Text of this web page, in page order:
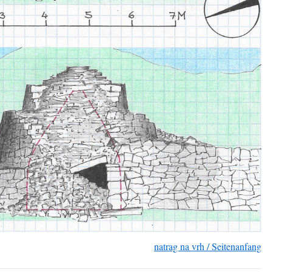
natrag na vrh / Seitenanfang